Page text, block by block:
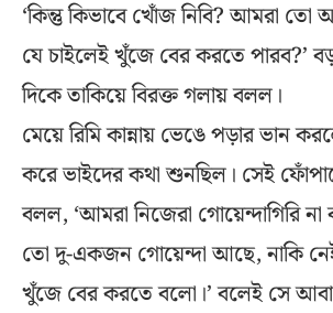
‘কিন্তু কিভাবে খোঁজ নিবি? আমরা তো
যে চাইলেই খুঁজে বের করতে পারব?’
দিকে তাকিয়ে বিরক্ত গলায় বলল।
মেয়ে রিমি কান্নায় ভেঙে পড়ার ভান
করে ভাইদের কথা শুনছিল। সেই
বলল, ‘আমরা নিজেরা গোয়েন্দাগিরি
তো দু-একজন গোয়েন্দা আছে, নাকি
খুঁজে বের করতে বলো।’ বলেই সে